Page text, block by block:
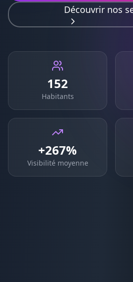
Découvrir nos
152
Habitants
+267%
Visibilité moyenne